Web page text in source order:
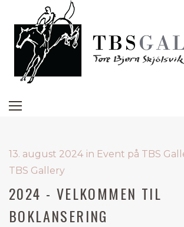
13. august 2024 in Event på TBS
TBS Gallery
2024 - VELKOMMEN TIL
BOKLANSERING